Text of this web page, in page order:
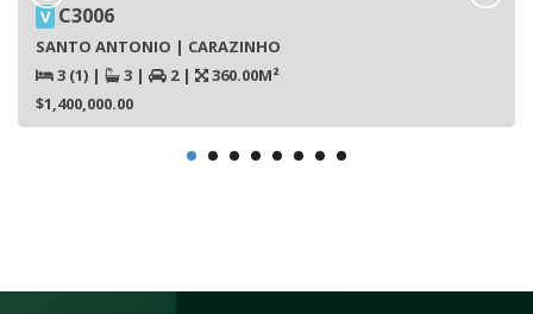
V C3006
SANTO ANTONIO | CARAZINHO
3 (1) | 3 | 2 |
360.00M²
$1,400,000.00